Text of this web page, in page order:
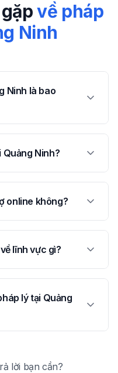
về pháp
Ninh
Ninh là bao
Quảng Ninh?
online không?
lĩnh vực gì?
lý tại Quảng
lời bạn cần?